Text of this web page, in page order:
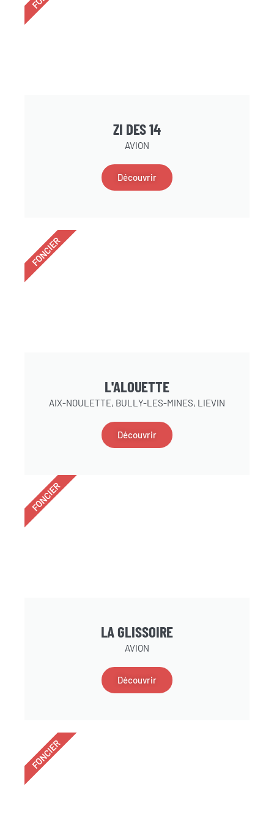
ZI DES 14
AVION
Découvrir
L'ALOUETTE
AIX-NOULETTE, BULLY-LES-MINES, LIEVIN
Découvrir
FONCIER
LA GLISSOIRE
AVION
Découvrir
FONCIER
FONCIER